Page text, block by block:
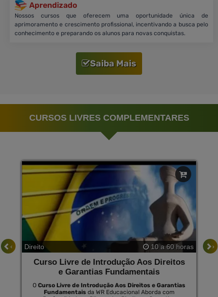
Aprendizado
Nossos cursos que oferecem uma oportunidade única de
aprimoramento e crescimento profissional, incentivando a busca pelo
conhecimento e preparando os alunos para novas conquistas.
Saiba Mais
CURSOS LIVRES COMPLEMENTARES
Direito 10 a 60 horas
Curso Livre de Introdução Aos Direitos
e Garantias Fundamentais
O Curso Livre de Introdução Aos Direitos e Garantias
Fundamentais da WR Educacional Aborda com
‹ ›